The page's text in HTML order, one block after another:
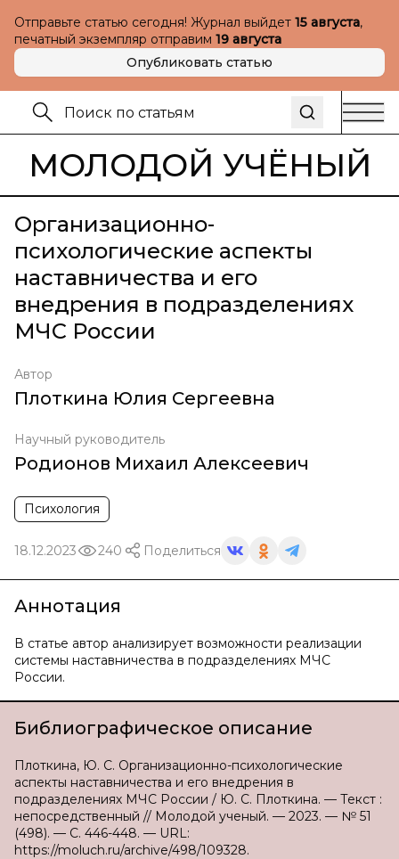
Отправьте статью сегодня! Журнал выйдет 15 августа,
печатный экземпляр отправим 19 августа
Опубликовать статью
МОЛОДОЙ УЧЁНЫЙ
Организационно-
психологические аспекты
наставничества и его
внедрения в подразделениях
МЧС России
Автор
Плоткина Юлия Сергеевна
Научный руководитель
Родионов Михаил Алексеевич
Психология
18.12.2023 240 Поделиться
Аннотация
В статье автор анализирует возможности реализации
системы наставничества в подразделениях МЧС
России.
Библиографическое описание
Плоткина, Ю. С. Организационно-психологические
аспекты наставничества и его внедрения в
подразделениях МЧС России / Ю. С. Плоткина. — Текст :
непосредственный // Молодой ученый. — 2023. — № 51
(498). — С. 446-448. — URL:
https://moluch.ru/archive/498/109328.